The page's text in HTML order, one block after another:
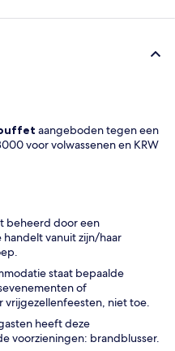
aangeboden tegen een
voor volwassenen en KRW
beheerd door een
vanuit zijn/haar
staat bepaalde
of
niet toe.
heeft deze
voorzieningen: brandblusser.